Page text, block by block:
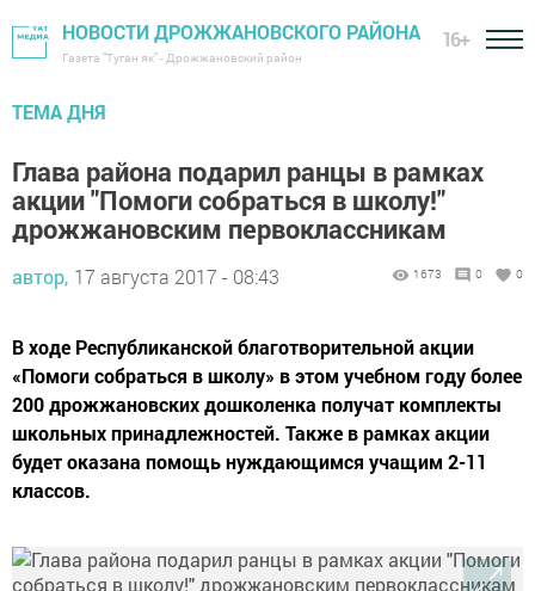
НОВОСТИ ДРОЖЖАНОВСКОГО РАЙОНА
Газета "Туган як" - Дрожжановский район
16+
ТЕМА ДНЯ
Глава района подарил ранцы в рамках
акции "Помоги собраться в школу!"
дрожжановским первоклассникам
автор, 17 августа 2017 - 08:43 1673 0 0
В ходе Республиканской благотворительной акции
«Помоги собраться в школу» в этом учебном году более
200 дрожжановских дошколенка получат комплекты
школьных принадлежностей. Также в рамках акции
будет оказана помощь нуждающимся учащим 2-11
классов.